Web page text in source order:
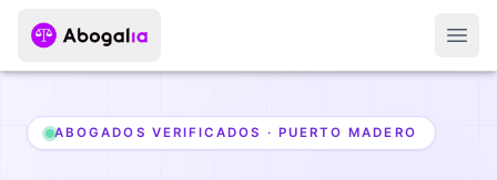
ABOGADOS VERIFICADOS · PUERTO MADERO